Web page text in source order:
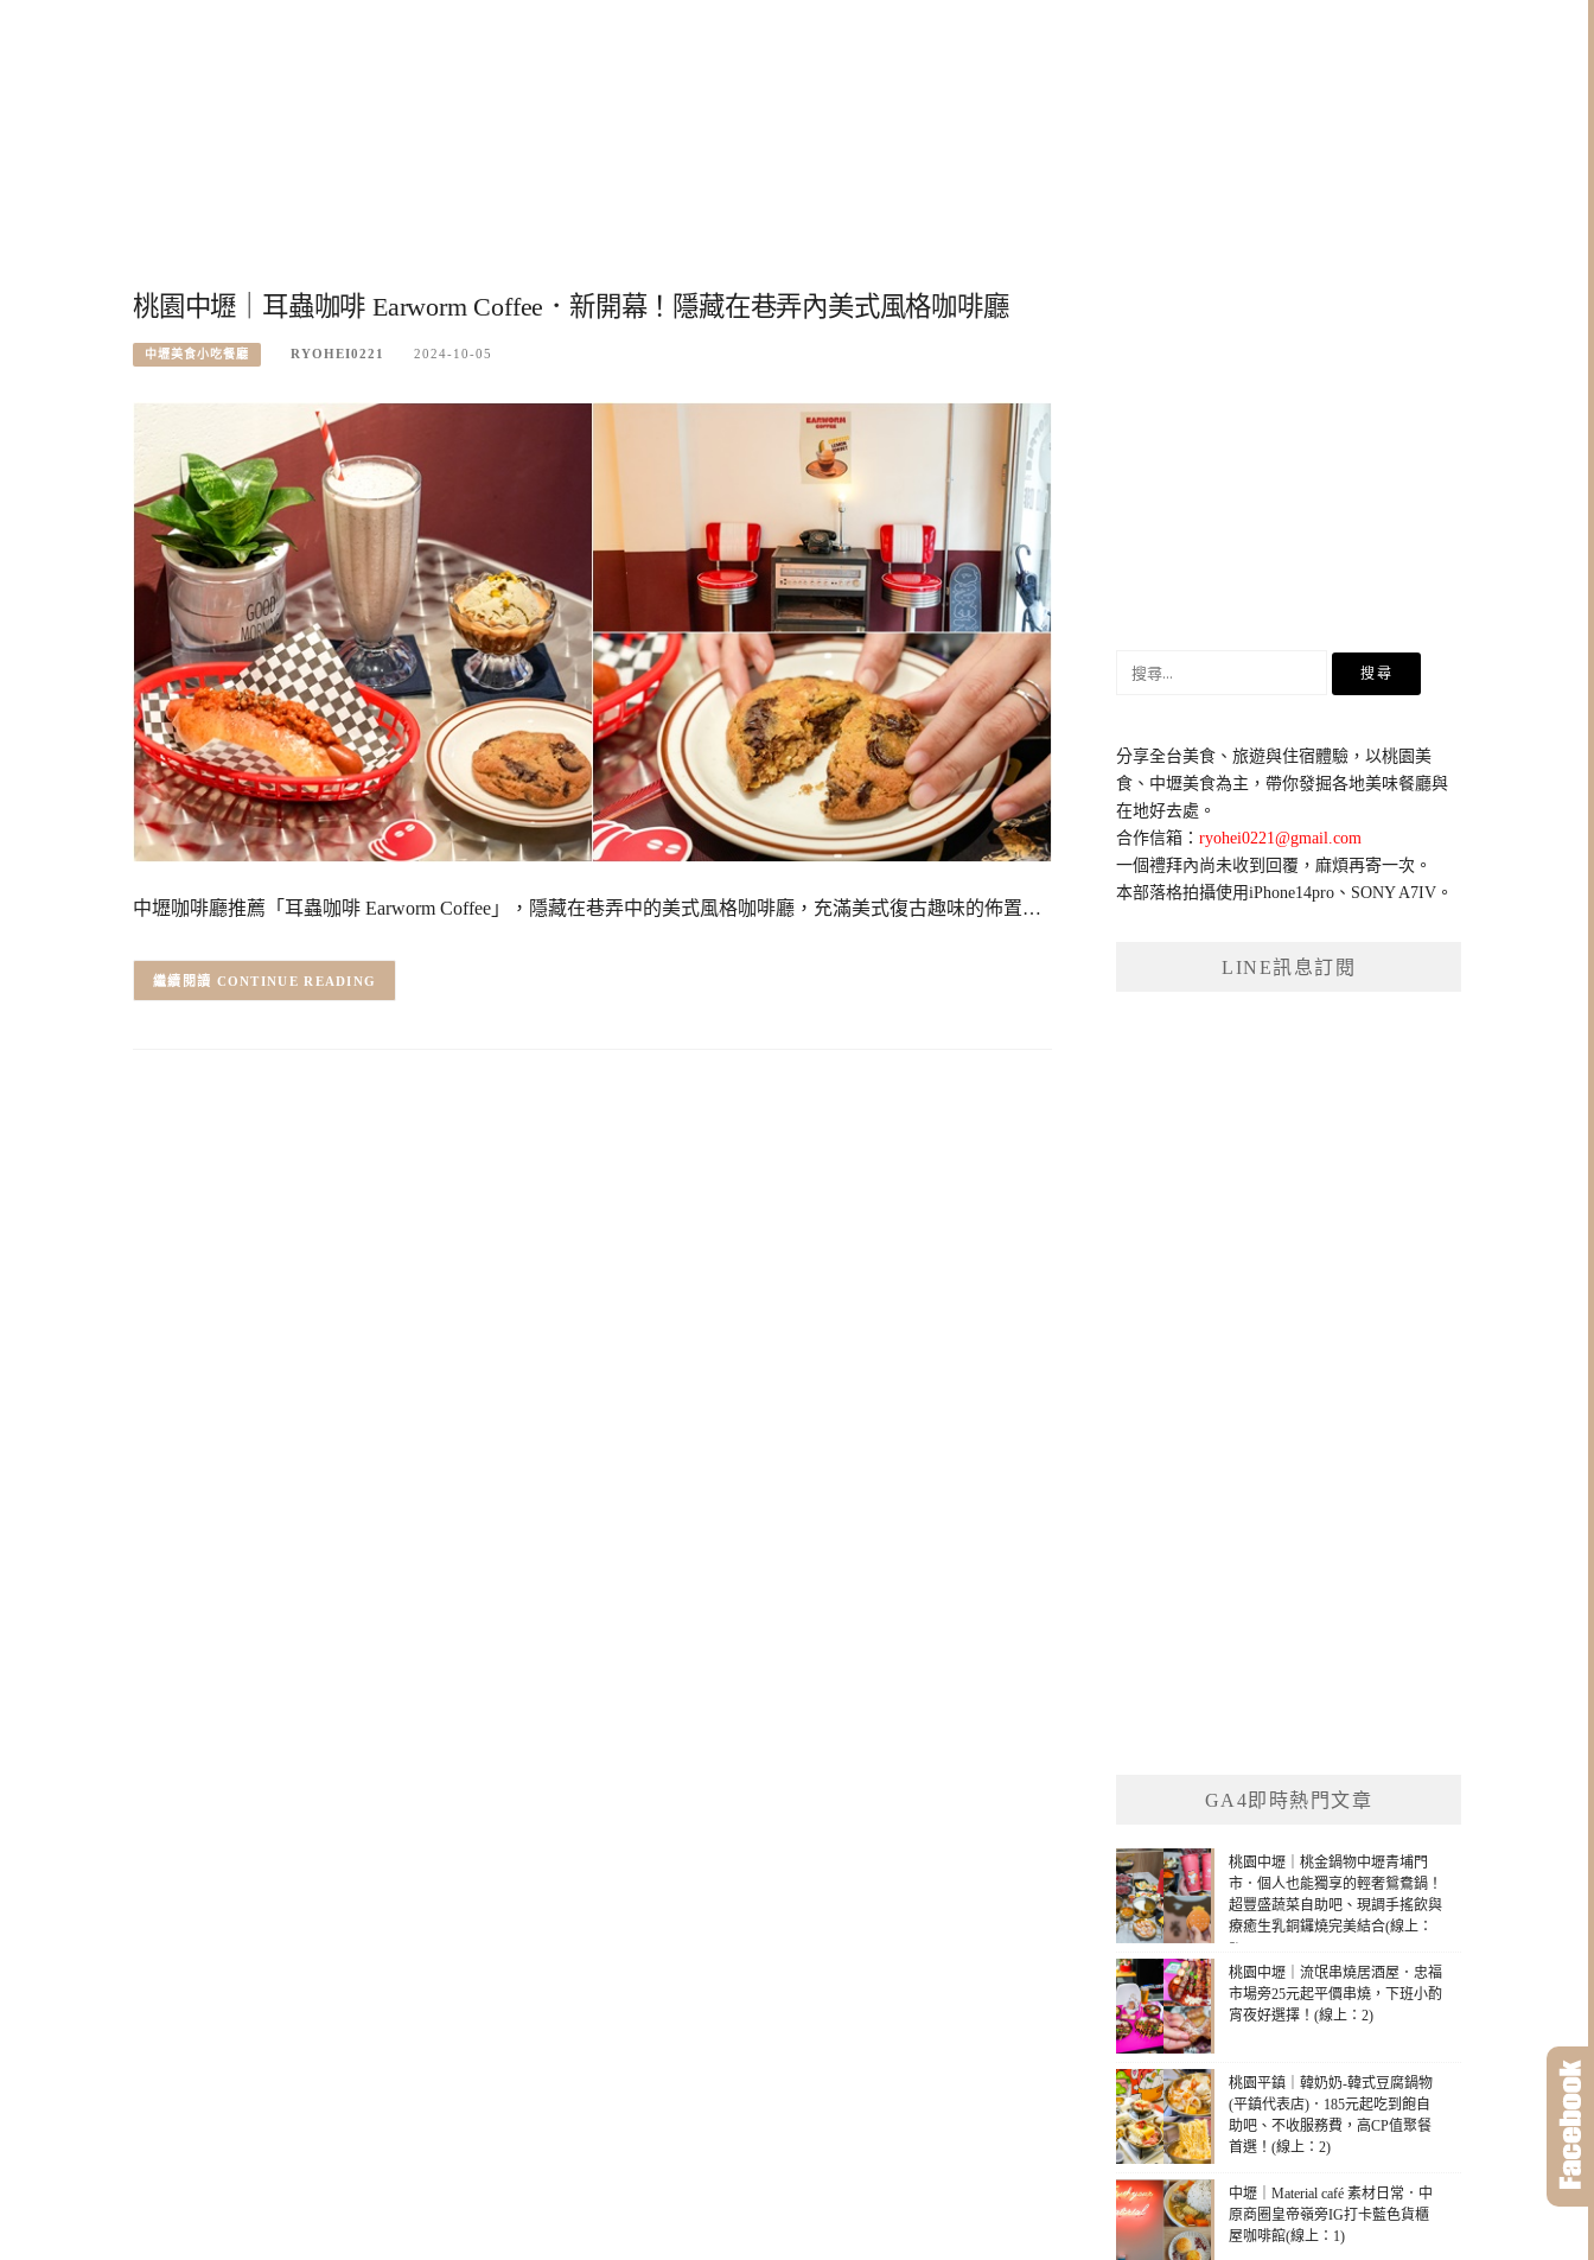
桃園中壢｜耳蟲咖啡 Earworm Coffee．新開幕！隱藏在巷弄內美式風格咖啡廳
中壢美食小吃餐廳 RYOHEI0221 2024-10-05
中壢咖啡廳推薦「耳蟲咖啡 Earworm Coffee」，隱藏在巷弄中的美式風格咖啡廳，充滿美式復古趣味的佈置…
CONTINUE READING
鍵
字:
分享全台美食、旅遊與住宿體驗，以桃園美
食、中壢美食為主，帶你發掘各地美味餐廳與
在地好去處。
合作信箱：ryohei0221@gmail.com
一個禮拜內尚未收到回覆，麻煩再寄一次。
本部落格拍攝使用iPhone14pro、SONY A7IV。
LINE訊息訂閱
GA4即時熱門文章
桃園中壢｜桃金鍋物中壢青埔門
市．個人也能獨享的輕奢鴛鴦鍋！
超豐盛蔬菜自助吧、現調手搖飲與
療癒生乳銅鑼燒完美結合(線上：
8)
桃園中壢｜流氓串燒居酒屋．忠福
市場旁25元起平價串燒，下班小酌
宵夜好選擇！(線上：2)
桃園平鎮｜韓奶奶-韓式豆腐鍋物
(平鎮代表店)．185元起吃到飽自
助吧、不收服務費，高CP值聚餐
首選！(線上：2)
中壢｜Material café 素材日常．中
原商圈皇帝嶺旁IG打卡藍色貨櫃
屋咖啡館(線上：1)